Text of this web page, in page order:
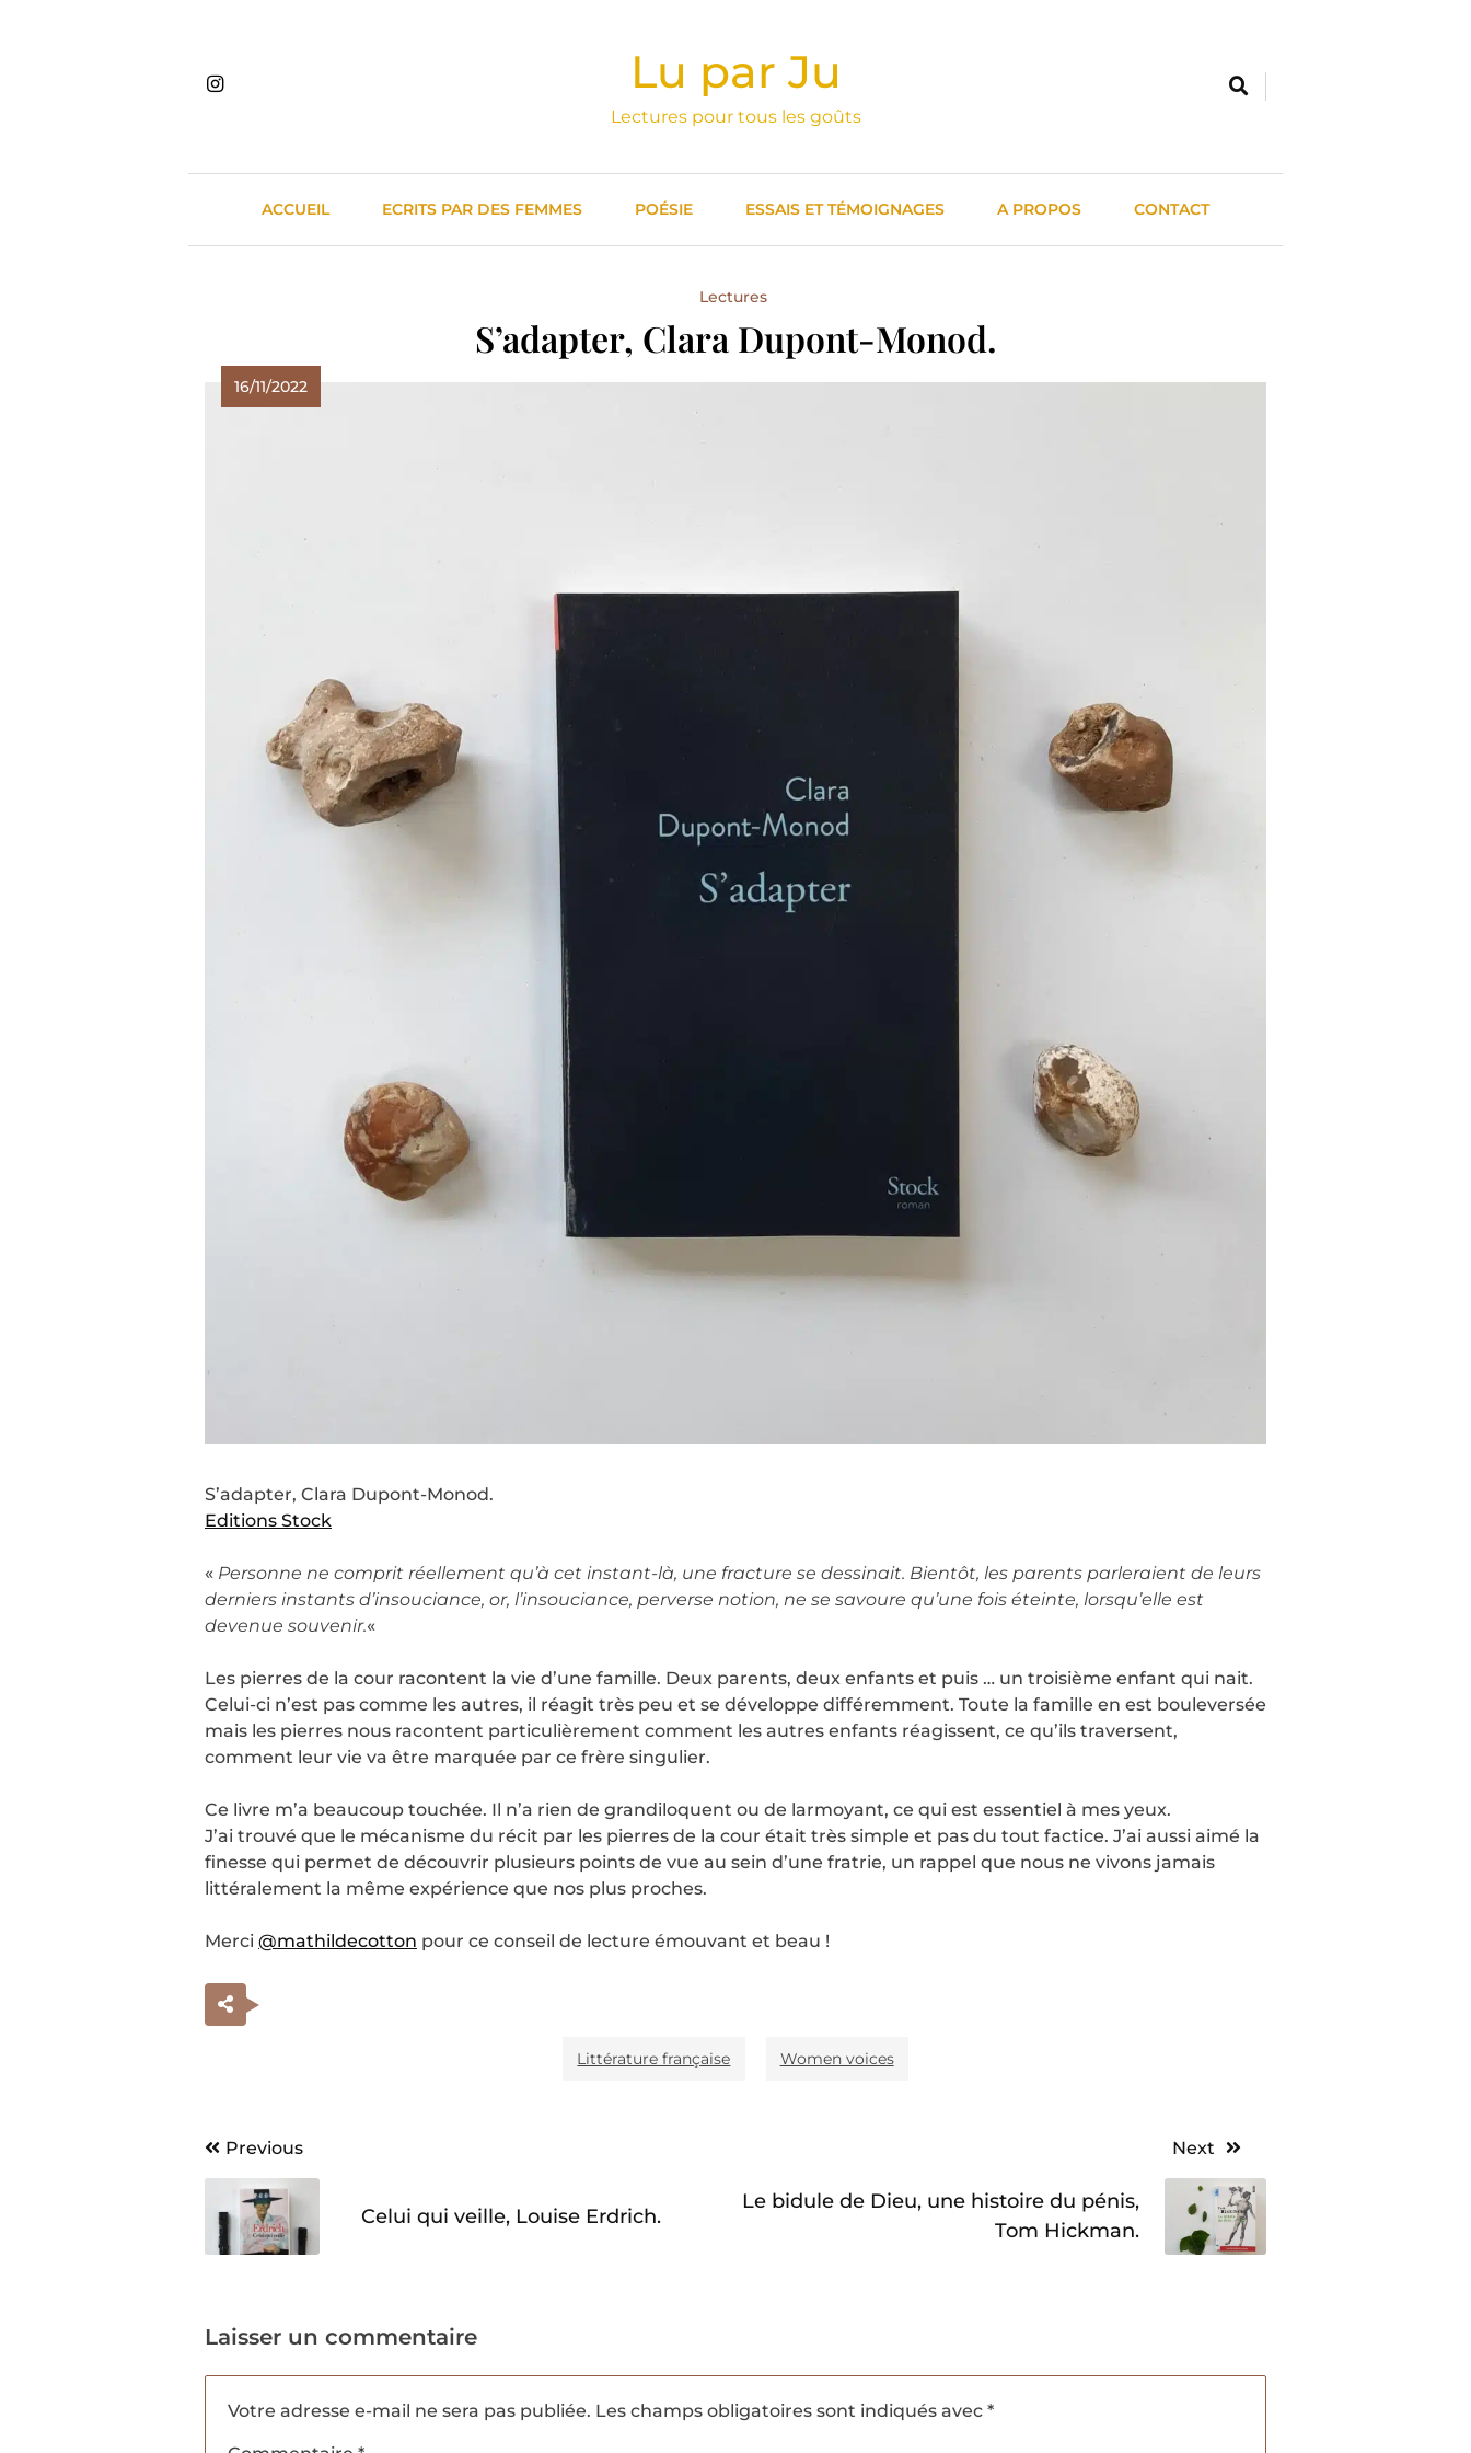
Lu par Ju
Lectures pour tous les goûts
ACCUEIL ECRITS PAR DES FEMMES POÉSIE ESSAIS ET TÉMOIGNAGES A PROPOS CONTACT
Lectures
S’adapter, Clara Dupont-Monod.
16/11/2022
S’adapter, Clara Dupont-Monod.
Editions Stock
« Personne ne comprit réellement qu’à cet instant-là, une fracture se dessinait. Bientôt, les parents parleraient de leurs
derniers instants d’insouciance, or, l’insouciance, perverse notion, ne se savoure qu’une fois éteinte, lorsqu’elle est
devenue souvenir.«
Les pierres de la cour racontent la vie d’une famille. Deux parents, deux enfants et puis … un troisième enfant qui nait.
Celui-ci n’est pas comme les autres, il réagit très peu et se développe différemment. Toute la famille en est bouleversée
mais les pierres nous racontent particulièrement comment les autres enfants réagissent, ce qu’ils traversent,
comment leur vie va être marquée par ce frère singulier.
Ce livre m’a beaucoup touchée. Il n’a rien de grandiloquent ou de larmoyant, ce qui est essentiel à mes yeux.
J’ai trouvé que le mécanisme du récit par les pierres de la cour était très simple et pas du tout factice. J’ai aussi aimé la
finesse qui permet de découvrir plusieurs points de vue au sein d’une fratrie, un rappel que nous ne vivons jamais
littéralement la même expérience que nos plus proches.
Merci @mathildecotton pour ce conseil de lecture émouvant et beau !
Littérature française Women voices
Navigation
l’article
Previous
Celui qui veille, Louise Erdrich.
Next
Le bidule de Dieu, une histoire du pénis,
Tom Hickman.
Laisser un commentaire
Votre adresse e-mail ne sera pas publiée. Les champs obligatoires sont indiqués avec *